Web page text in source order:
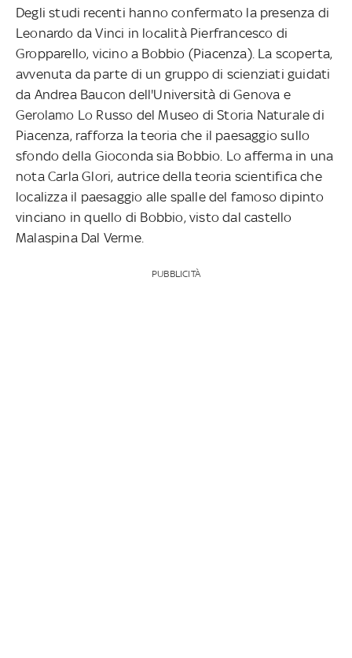
Degli studi recenti hanno confermato la presenza di
Leonardo da Vinci in località Pierfrancesco di
Gropparello, vicino a Bobbio (Piacenza). La scoperta,
avvenuta da parte di un gruppo di scienziati guidati
da Andrea Baucon dell'Università di Genova e
Gerolamo Lo Russo del Museo di Storia Naturale di
Piacenza, rafforza la teoria che il paesaggio sullo
sfondo della Gioconda sia Bobbio. Lo afferma in una
nota Carla Glori, autrice della teoria scientifica che
localizza il paesaggio alle spalle del famoso dipinto
vinciano in quello di Bobbio, visto dal castello
Malaspina Dal Verme.
PUBBLICITÀ